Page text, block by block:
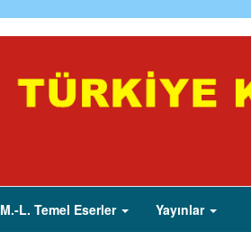
M.-L. Temel Eserler Yayınlar